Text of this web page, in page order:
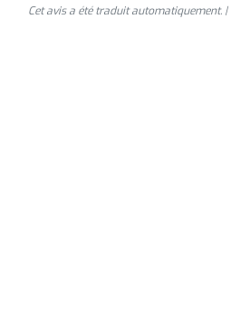
Cet avis a été traduit automatiquement. |